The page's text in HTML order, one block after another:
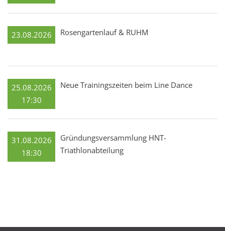
23.08.2026 Rosengartenlauf & RUHM
25.08.2026
17:30
Neue Trainingszeiten beim Line Dance
31.08.2026
18:30
Gründungsversammlung HNT-
Triathlonabteilung